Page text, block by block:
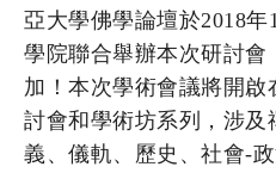
亞大學佛學論壇於2018
學院聯合舉辦本次研討會
加！本次學術會議將開
討會和學術坊系列，涉及
義、儀軌、歷史、社會-